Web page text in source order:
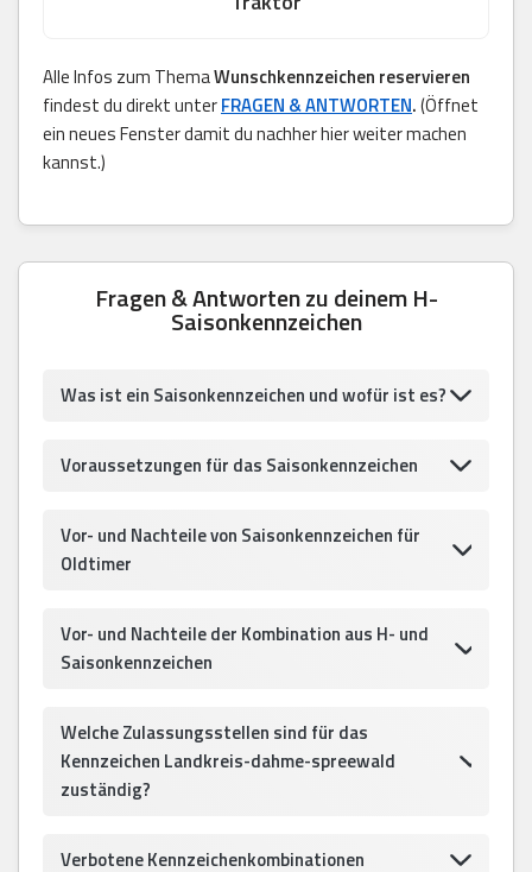
Alle Infos zum ThemaWunschkennzeichen reservieren
findest du direkt unterFRAGEN & ANTWORTEN.(Öffnet
ein neues Fenster damit du nachher hier weiter machen
kannst.)
Fragen & Antworten zu deinem H-
Saisonkennzeichen
Was ist ein Saisonkennzeichen und wofür ist es?
Voraussetzungen für das Saisonkennzeichen
Vor- und Nachteile von Saisonkennzeichen für
Oldtimer
Vor- und Nachteile der Kombination aus H- und
Saisonkennzeichen
Welche Zulassungsstellen sind für das
Kennzeichen Landkreis-dahme-spreewald
zuständig?
Verbotene Kennzeichenkombinationen